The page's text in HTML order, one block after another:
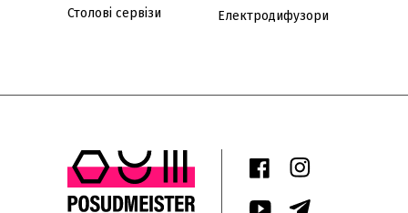
Столові сервізи
Електродифузори